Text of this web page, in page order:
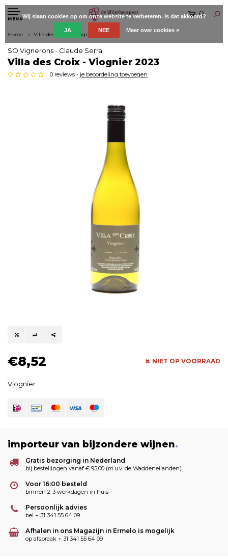
MENU
0
Home Villa des Croix - Viognier 2023
SO Vignerons - Claude Serra
Villa des Croix - Viognier 2023
0 reviews - je beoordeling toevoegen
€8,52 NIET OP VOORRAAD
Viognier
importeur van bijzondere wijnen.
Gratis bezorging in Nederland
bij bestellingen vanaf € 95,00 (m.u.v. de Waddeneilanden)
Voor 16:00 besteld
binnen 2-3 werkdagen in huis
Persoonlijk advies
bel + 31 341 55 64 09
Afhalen in ons Magazijn in Ermelo is mogelijk
op afspraak + 31 341 55 64 09
Wij slaan cookies op om onze website te verbeteren. Is dat akkoord?
JA NEE Meer over cookies »